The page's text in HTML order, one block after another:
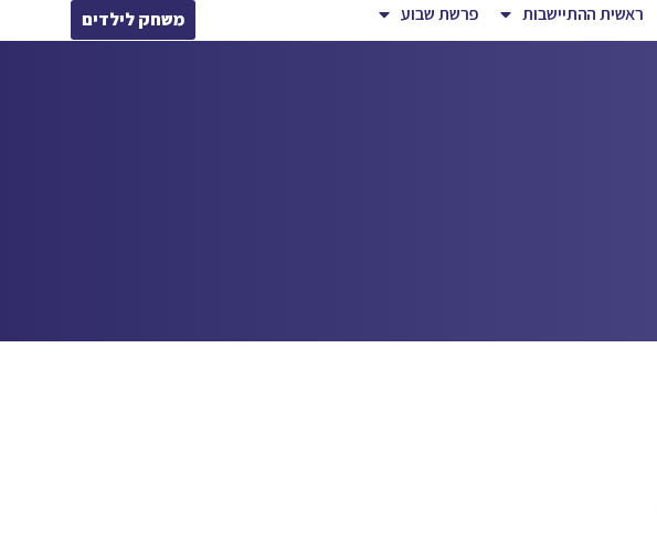
ראשית ההתיישבות
פרשת שבוע
משחק לילדים